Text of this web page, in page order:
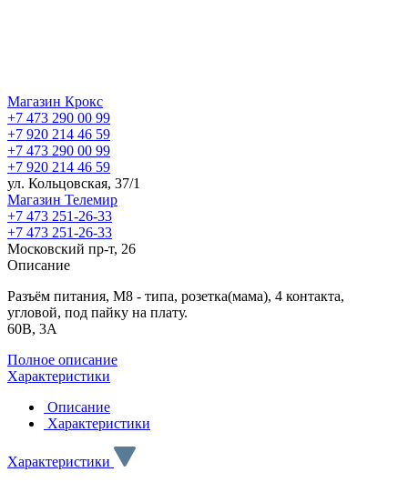
Магазин Крокс
+7 473 290 00 99
+7 920 214 46 59
+7 473 290 00 99
+7 920 214 46 59
ул. Кольцовская, 37/1
Магазин Телемир
+7 473 251-26-33
+7 473 251-26-33
Московский пр-т, 26
Описание
Разъём питания, M8 - типа, розетка(мама), 4 контакта,
угловой, под пайку на плату.
60В, 3А
Полное описание
Характеристики
Описание
Характеристики
Характеристики